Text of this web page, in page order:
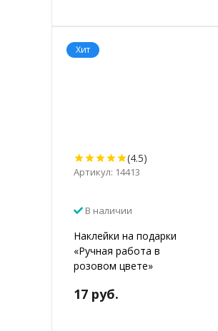
Хит
(4.5)
Артикул: 14413
В наличии
Наклейки на подарки
«Ручная работа в
розовом цвете»
17 руб.